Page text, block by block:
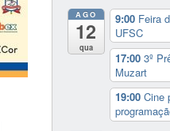
AGO
12
qua
9:00 Feira
UFSC
17:00 3º
Muzart
19:00 Cine